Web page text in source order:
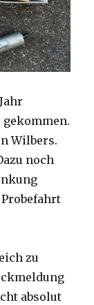
gekommen.
Wilbers.
noch
zu
absolut